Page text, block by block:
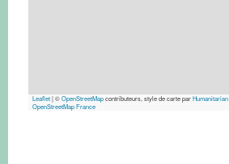
Leaflet|©OpenStreetMapcontributeurs, style de carte par
OpenStreetMap France